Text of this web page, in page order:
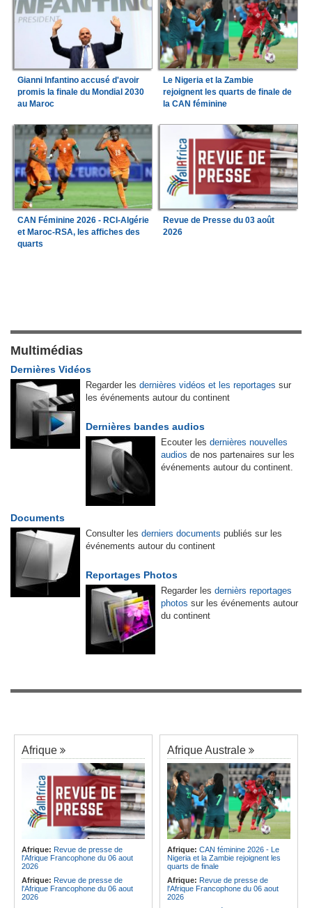
Gianni Infantino accusé d'avoir
promis la finale du Mondial 2030
au Maroc
Le Nigeria et la Zambie
rejoignent les quarts de finale de
la CAN féminine
CAN Féminine 2026 - RCI-Algérie
et Maroc-RSA, les affiches des
quarts
Revue de Presse du 03 août
2026
Multimédias
Dernières Vidéos
Regarder les dernières vidéos et les reportages sur
les événements autour du continent
Dernières bandes audios
Ecouter les dernières nouvelles
audios de nos partenaires sur les
événements autour du continent.
Documents
Consulter les derniers documents publiés sur les
événements autour du continent
Reportages Photos
Regarder les dernièrs reportages
photos sur les événements autour
du continent
Afrique
Afrique: Revue de presse de
l'Afrique Francophone du 06 aout
2026
Afrique: Revue de presse de
l'Afrique Francophone du 06 aout
2026
Afrique Australe
Afrique: CAN féminine 2026 - Le
Nigeria et la Zambie rejoignent les
quarts de finale
Afrique: Revue de presse de
l'Afrique Francophone du 06 aout
2026